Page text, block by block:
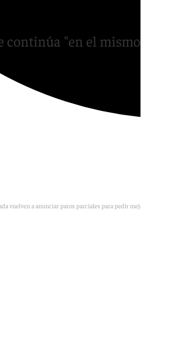
continúa "en el mismo
vuelven a anunciar paros parciales para pedir mejoras laborales.